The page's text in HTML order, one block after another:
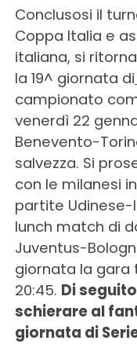
Conclusosi il
Coppa Italia e
italiana, si
la 19^ giornata di
campionato
venerdì 22
Benevento-
salvezza. Si
con le milanesi
partite Udinese-
lunch match di
Juventus-
giornata la gara
20:45. Di
schierare al
giornata di